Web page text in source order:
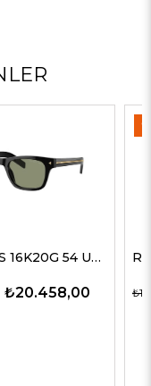
Rayban 4547 601/58 60 Erkek Güneş Gözlükleri
₺9.774,00